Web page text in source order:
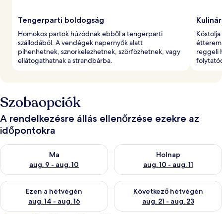
Tengerparti boldogság
Homokos partok húzódnak ebből a tengerparti
szállodából. A vendégek napernyők alatt
pihenhetnek, sznorkelezhetnek, szörfözhetnek, vagy
ellátogathatnak a strandbárba.
reggeli
Szobaopciók
A rendelkezésre állás ellenőrzése ezekre az
időpontokra
Ma
aug. 9 - aug. 10
A ma esti rendelkezésre állás ellenőrzése: aug. 9 - aug. 10
Holnap
aug. 10 - aug. 11
A holnapi rendelkezésre állás
Ezen a hétvégén
aug. 14 - aug. 16
A mostani hétvégi rendelkezésre állás ellenőrzése: aug. 14 -
Következő hétvégén
aug. 21 - aug. 23
A következő hétvégi